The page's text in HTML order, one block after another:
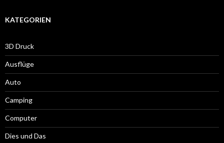
KATEGORIEN
3D Druck
Ausflüge
Auto
Camping
Computer
Dies und Das